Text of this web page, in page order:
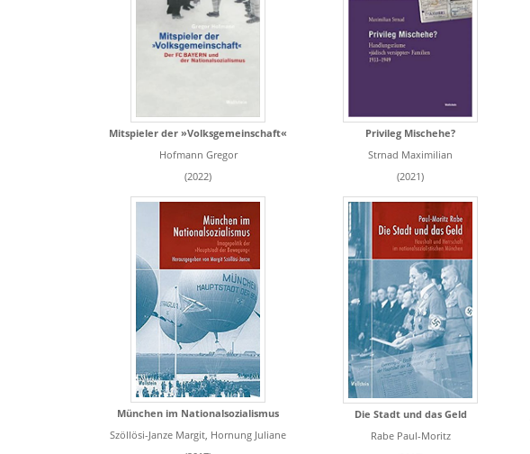
Mitspieler der »Volksgemeinschaft«
Hofmann Gregor
(2022)
Privileg Mischehe?
Strnad Maximilian
(2021)
München im Nationalsozialismus
Szöllösi-Janze Margit,‎ Hornung Juliane
Die Stadt und das Geld
Rabe Paul-Moritz